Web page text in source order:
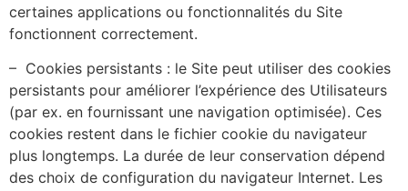
certaines applications ou fonctionnalités du Site
fonctionnent correctement.
– Cookies persistants : le Site peut utiliser des cookies
persistants pour améliorer l’expérience des Utilisateurs
(par ex. en fournissant une navigation optimisée). Ces
cookies restent dans le fichier cookie du navigateur
plus longtemps. La durée de leur conservation dépend
des choix de configuration du navigateur Internet. Les